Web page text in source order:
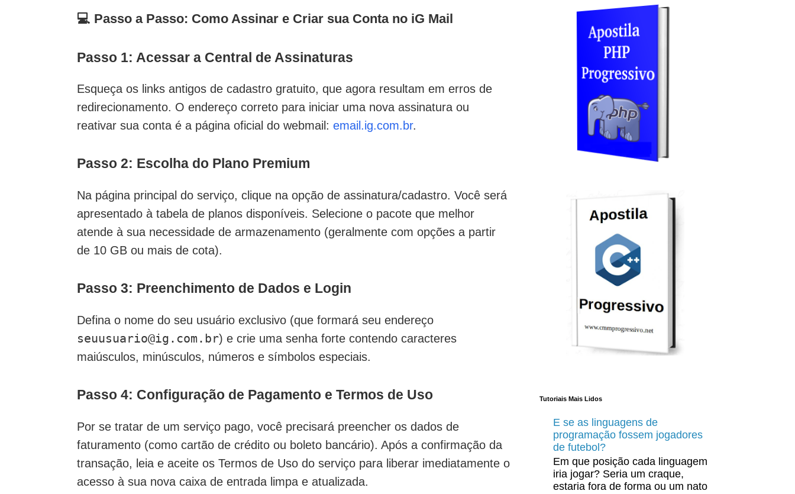
💻 Passo a Passo: Como Assinar e Criar sua Conta no iG Mail
Passo 1: Acessar a Central de Assinaturas
Esqueça os links antigos de cadastro gratuito, que agora resultam em erros de
redirecionamento. O endereço correto para iniciar uma nova assinatura ou
reativar sua conta é a página oficial do webmail: email.ig.com.br.
Passo 2: Escolha do Plano Premium
Na página principal do serviço, clique na opção de assinatura/cadastro. Você será
apresentado à tabela de planos disponíveis. Selecione o pacote que melhor
atende à sua necessidade de armazenamento (geralmente com opções a partir
de 10 GB ou mais de cota).
Passo 3: Preenchimento de Dados e Login
Defina o nome do seu usuário exclusivo (que formará seu endereço
seuusuario@ig.com.br) e crie uma senha forte contendo caracteres
maiúsculos, minúsculos, números e símbolos especiais.
Passo 4: Configuração de Pagamento e Termos de Uso
Por se tratar de um serviço pago, você precisará preencher os dados de
faturamento (como cartão de crédito ou boleto bancário). Após a confirmação da
transação, leia e aceite os Termos de Uso do serviço para liberar imediatamente o
acesso à sua nova caixa de entrada limpa e atualizada.
Tutoriais Mais Lidos
E se as linguagens de
programação fossem jogadores
de futebol?
Em que posição cada linguagem
iria jogar? Seria um craque,
estaria fora de forma ou um nato